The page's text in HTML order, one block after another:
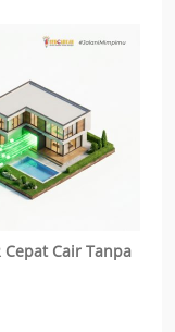
Cepat Cair Tanpa